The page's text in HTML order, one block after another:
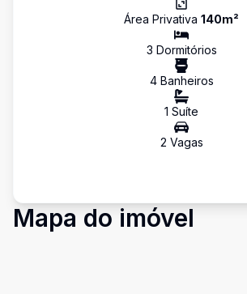
Área Privativa 140m²
3 Dormitórios
4Banheiros
1 Suíte
2 Vagas
Mapa do imóvel